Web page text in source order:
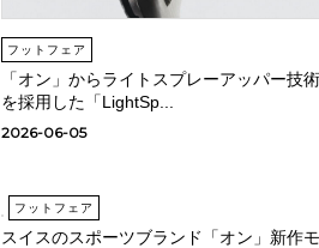
フットフェア
「オン」からライトスプレーアッパー技術
を採用した「LightSp...
2026-06-05
フットフェア
スイスのスポーツブランド「オン」新作モ